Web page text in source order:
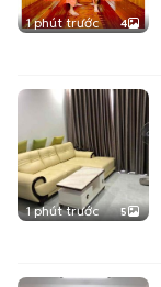
1 phút trước 4
1 phút trước 5